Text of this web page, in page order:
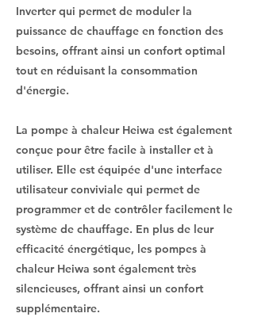
Inverter qui permet de moduler la
puissance de chauffage en fonction des
besoins, offrant ainsi un confort optimal
tout en réduisant la consommation
d'énergie.
La pompe à chaleur Heiwa est également
conçue pour être facile à installer et à
utiliser. Elle est équipée d'une interface
utilisateur conviviale qui permet de
programmer et de contrôler facilement le
système de chauffage. En plus de leur
efficacité énergétique, les pompes à
chaleur Heiwa sont également très
silencieuses, offrant ainsi un confort
supplémentaire.